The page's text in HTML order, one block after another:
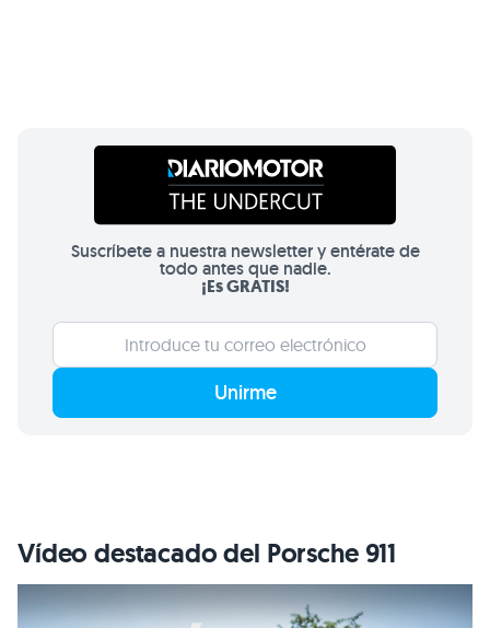
Suscríbete a nuestra newsletter y entérate de
todo antes que nadie.
¡Es GRATIS!
Unirme
Vídeo destacado del Porsche 911